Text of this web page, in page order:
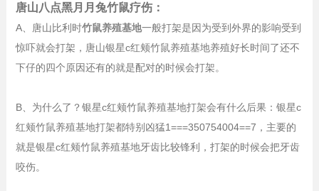
唐山八点黑月月兔竹鼠疗伤：
A、唐山比利时竹鼠养殖基地一般打架是因为受到外界的影响受到
惊吓就会打架，唐山银星c红颊竹鼠养殖基地养殖好长时间了还不
下仔的四个原因还有的就是配对的时候会打架。
B、为什么了？银星c红颊竹鼠养殖基地打架会有什么后果：银星c
红颊竹鼠养殖基地打架都特别凶猛1===350754004==7，主要的
就是银星c红颊竹鼠养殖基地牙齿比较锋利，打架的时候会把牙齿
咬伤。